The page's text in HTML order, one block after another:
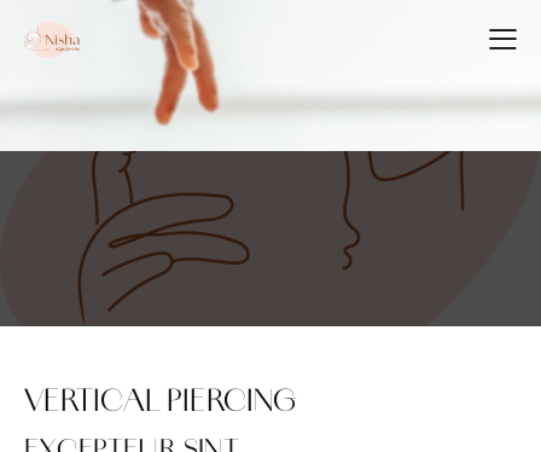
VERTICAL PIERCING